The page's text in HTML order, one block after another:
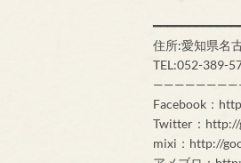
住所:愛知県名
TEL:052-389-
Facebook：
Twitter：http://
mixi：http://